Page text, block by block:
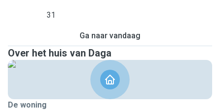
31
Ga naar vandaag
Over het huis van Daga
De woning